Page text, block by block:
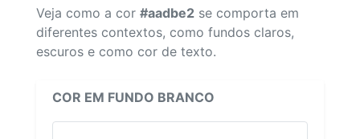
Veja como a cor #aadbe2 se comporta em
diferentes contextos, como fundos claros,
escuros e como cor de texto.
COR EM FUNDO BRANCO